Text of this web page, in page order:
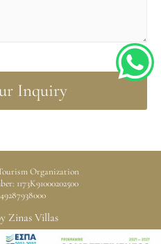
h
a
Organization
1173K91000202500
Zinas Villas